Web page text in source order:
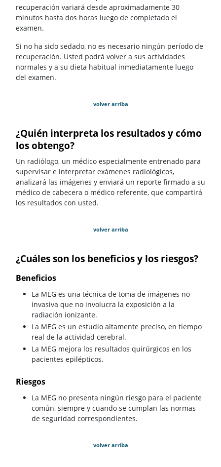
recuperación variará desde aproximadamente 30
minutos hasta dos horas luego de completado el
examen.
Si no ha sido sedado, no es necesario ningún período de
recuperación. Usted podrá volver a sus actividades
normales y a su dieta habitual inmediatamente luego
del examen.
volver arriba
¿Quién interpreta los resultados y cómo
los obtengo?
Un radiólogo, un médico especialmente entrenado para
supervisar e interpretar exámenes radiológicos,
analizará las imágenes y enviará un reporte firmado a su
médico de cabecera o médico referente, que compartirá
los resultados con usted.
volver arriba
¿Cuáles son los beneficios y los riesgos?
Beneficios
La MEG es una técnica de toma de imágenes no
invasiva que no involucra la exposición a la
radiación ionizante.
La MEG es un estudio altamente preciso, en tiempo
real de la actividad cerebral.
La MEG mejora los resultados quirúrgicos en los
pacientes epilépticos.
Riesgos
La MEG no presenta ningún riesgo para el paciente
común, siempre y cuando se cumplan las normas
de seguridad correspondientes.
volver arriba